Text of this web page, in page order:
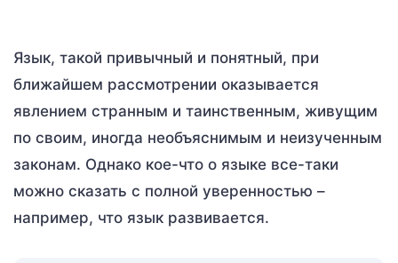
Язык, такой привычный и понятный, при
ближайшем рассмотрении оказывается
явлением странным и таинственным, живущим
по своим, иногда необъяснимым и неизученным
законам. Однако кое-что о языке все-таки
можно сказать с полной уверенностью –
например, что язык развивается.